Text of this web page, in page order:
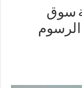
سوق
الرسوم